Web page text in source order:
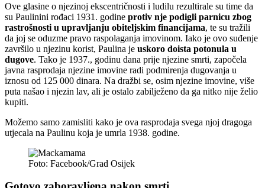
Ove glasine o njezinoj ekscentričnosti i ludilu rezultirale su time da
su Paulinini rođaci 1931. godine protiv nje podigli parnicu zbog
rastrošnosti u upravljanju obiteljskim financijama, te su tražili
da joj se oduzme pravo raspolaganja imovinom. Iako je ovo suđenje
završilo u njezinu korist, Paulina je uskoro doista potonula u
dugove. Tako je 1937., godinu dana prije njezine smrti, započela
javna rasprodaja njezine imovine radi podmirenja dugovanja u
iznosu od 125 000 dinara. Na dražbi se, osim njezine imovine, više
puta našao i njezin lav, ali je ostalo zabilježeno da ga nitko nije želio
kupiti.
Možemo samo zamisliti kako je ova rasprodaja svega njoj dragoga
utjecala na Paulinu koja je umrla 1938. godine.
Foto: Facebook/Grad Osijek